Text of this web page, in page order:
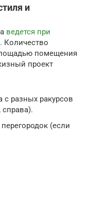
и
ведется при
Количество
помещения
проект
разных ракурсов
(если